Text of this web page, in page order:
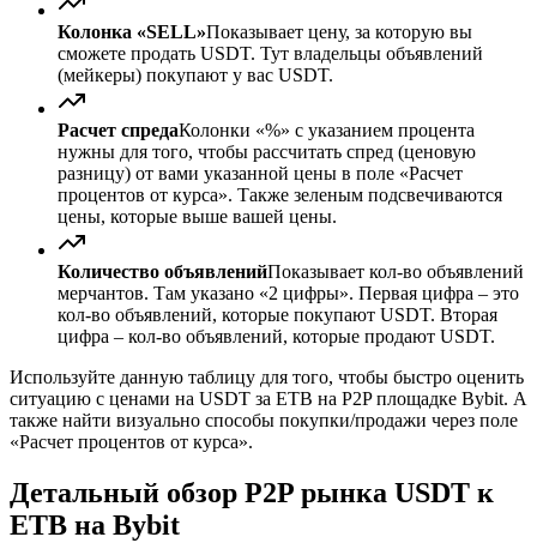
Колонка «SELL»Показывает цену, за которую вы
сможете продать USDT. Тут владельцы объявлений
(мейкеры) покупают у вас USDT.
Расчет спредаКолонки «%» с указанием процента
нужны для того, чтобы рассчитать спред (ценовую
разницу) от вами указанной цены в поле «Расчет
процентов от курса». Также зеленым подсвечиваются
цены, которые выше вашей цены.
Количество объявленийПоказывает кол-во объявлений
мерчантов. Там указано «2 цифры». Первая цифра – это
кол-во объявлений, которые покупают USDT. Вторая
цифра – кол-во объявлений, которые продают USDT.
Используйте данную таблицу для того, чтобы быстро оценить
ситуацию с ценами на USDT за ETB на P2P площадке Bybit. А
также найти визуально способы покупки/продажи через поле
«Расчет процентов от курса».
Детальный обзор P2P рынка USDT к
ETB на Bybit